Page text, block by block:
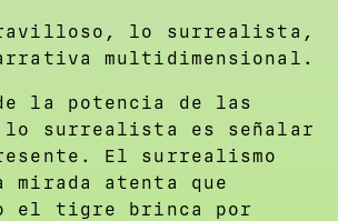
lo surrealista,
multidimensional.
la potencia de las
lo surrealista es señalar
El surrealismo
mirada atenta que
el tigre brinca por